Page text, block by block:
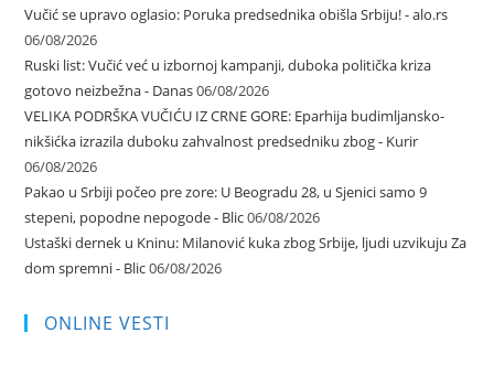
Vučić se upravo oglasio: Poruka predsednika obišla Srbiju! - alo.rs
06/08/2026
Ruski list: Vučić već u izbornoj kampanji, duboka politička kriza
gotovo neizbežna - Danas06/08/2026
VELIKA PODRŠKA VUČIĆU IZ CRNE GORE: Eparhija budimljansko-
nikšićka izrazila duboku zahvalnost predsedniku zbog - Kurir
06/08/2026
Pakao u Srbiji počeo pre zore: U Beogradu 28, u Sjenici samo 9
stepeni, popodne nepogode - Blic06/08/2026
Ustaški dernek u Kninu: Milanović kuka zbog Srbije, ljudi uzvikuju Za
dom spremni - Blic06/08/2026
ONLINE VESTI